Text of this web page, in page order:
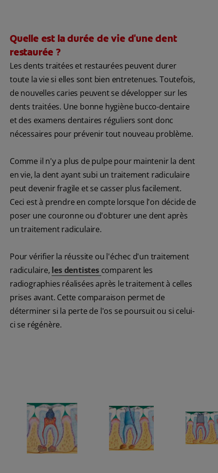
Quelle est la durée de vie d'une dent
restaurée ?
Les dents traitées et restaurées peuvent durer
toute la vie si elles sont bien entretenues. Toutefois,
de nouvelles caries peuvent se développer sur les
dents traitées. Une bonne hygiène bucco-dentaire
et des examens dentaires réguliers sont donc
nécessaires pour prévenir tout nouveau problème.
Comme il n'y a plus de pulpe pour maintenir la dent
en vie, la dent ayant subi un traitement radiculaire
peut devenir fragile et se casser plus facilement.
Ceci est à prendre en compte lorsque l'on décide de
poser une couronne ou d'obturer une dent après
un traitement radiculaire.
Pour vérifier la réussite ou l'échec d'un traitement
radiculaire, les dentistes comparent les
radiographies réalisées après le traitement à celles
prises avant. Cette comparaison permet de
déterminer si la perte de l'os se poursuit ou si celui-
ci se régénère.